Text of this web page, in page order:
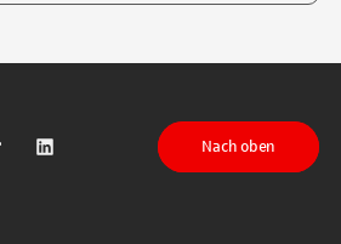
auf Instagram
auf TikTok
Sparkasse auf LinkedIn
Nach oben